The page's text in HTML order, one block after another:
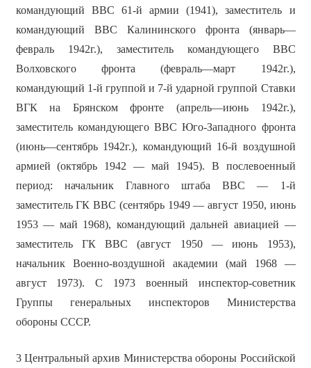
командующий ВВС 61-й армии (1941), заместитель и
командующий ВВС Калининского фронта (январь—
февраль 1942г.), заместитель командующего ВВС
Волховского фронта (февраль—март 1942г.),
командующий 1-й группой и 7-й ударной группой Ставки
ВГК на Брянском фронте (апрель—июнь 1942г.),
заместитель командующего ВВС Юго-Западного фронта
(июнь—сентябрь 1942г.), командующий 16-й воздушной
армией (октябрь 1942 — май 1945). В послевоенный
период: начальник Главного штаба ВВС — 1-й
заместитель ГК ВВС (сентябрь 1949 — август 1950, июнь
1953 — май 1968), командующий дальней авиацией —
заместитель ГК ВВС (август 1950 — июнь 1953),
начальник Военно-воздушной академии (май 1968 —
август 1973). С 1973 военный инспектор-советник
Группы генеральных инспекторов Министерства
обороны СССР.
3 Центральный архив Министерства обороны Российской